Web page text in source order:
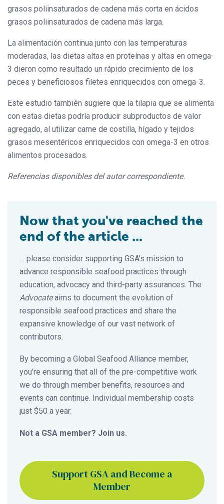
grasos poliinsaturados de cadena más corta en ácidos
grasos poliinsaturados de cadena más larga.
La alimentación continua junto con las temperaturas
moderadas, las dietas altas en proteínas y altas en omega-
3 dieron como resultado un rápido crecimiento de los
peces y beneficiosos filetes enriquecidos con omega-3.
Este estudio también sugiere que la tilapia que se alimenta
con estas dietas podría producir subproductos de valor
agregado, al utilizar carne de costilla, hígado y tejidos
grasos mesentéricos enriquecidos con omega-3 en otros
alimentos procesados.
Referencias disponibles del autor correspondiente.
Now that you've reached the
end of the article ...
… please consider supporting GSA’s mission to
advance responsible seafood practices through
education, advocacy and third-party assurances. The
Advocateaims to document the evolution of
responsible seafood practices and share the
expansive knowledge of our vast network of
contributors.
By becoming a Global Seafood Alliance member,
you’re ensuring that all of the pre-competitive work
we do through member benefits, resources and
events can continue. Individual membership costs
just $50 a year.
Not a GSA member? Join us.
Support GSA and Become a
Member